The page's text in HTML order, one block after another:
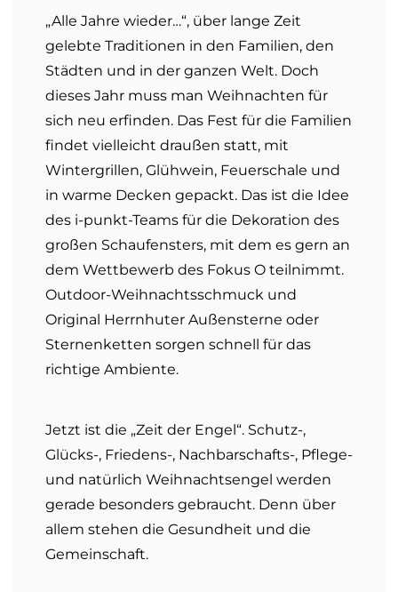
„Alle Jahre wieder…“, über lange Zeit
gelebte Traditionen in den Familien, den
Städten und in der ganzen Welt. Doch
dieses Jahr muss man Weihnachten für
sich neu erfinden. Das Fest für die Familien
findet vielleicht draußen statt, mit
Wintergrillen, Glühwein, Feuerschale und
in warme Decken gepackt. Das ist die Idee
des i-punkt-Teams für die Dekoration des
großen Schaufensters, mit dem es gern an
dem Wettbewerb des Fokus O teilnimmt.
Outdoor-Weihnachtsschmuck und
Original Herrnhuter Außensterne oder
Sternenketten sorgen schnell für das
richtige Ambiente.
Jetzt ist die „Zeit der Engel“. Schutz-,
Glücks-, Friedens-, Nachbarschafts-, Pflege-
und natürlich Weihnachtsengel werden
gerade besonders gebraucht. Denn über
allem stehen die Gesundheit und die
Gemeinschaft.